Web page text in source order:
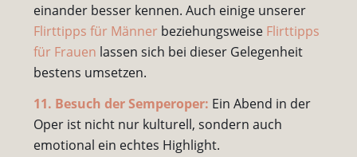
einander besser kennen. Auch einige unserer
Flirttipps für Männer beziehungsweise Flirttipps
für Frauen lassen sich bei dieser Gelegenheit
bestens umsetzen.
11. Besuch der Semperoper: Ein Abend in der
Oper ist nicht nur kulturell, sondern auch
emotional ein echtes Highlight.